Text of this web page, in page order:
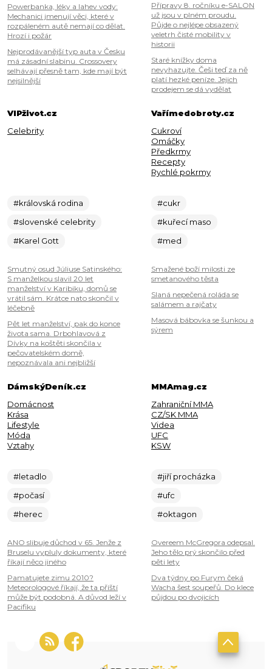
Powerbanka, léky a lahev vody:
Mechanici jmenují věci, které v
rozpáleném autě nemají co dělat.
Hrozí i požár
Nejprodávanější typ auta v Česku
má zásadní slabinu. Crossovery
selhávají přesně tam, kde mají být
nejsilnější
Přípravy 8. ročníku e-SALON
už jsou v plném proudu.
Půjde o nejlépe obsazený
veletrh čisté mobility v
historii
Staré knížky doma
nevyhazujte. Češi teď za ně
platí hezké peníze. Jejich
prodejem se dá vydělat
VIPživot.cz
Celebrity
#královská rodina
#slovenské celebrity
#Karel Gott
Smutný osud Júliuse Satinského:
S manželkou slavil 20 let
manželství v Karibiku, domů se
vrátil sám. Krátce nato skončil v
léčebně
Pět let manželství, pak do konce
života sama. Drbohlavová z
Dívky na koštěti skončila v
pečovatelském domě,
nepoznávala ani nejbližší
Vařímedobroty.cz
Cukroví
Omáčky
Předkrmy
Recepty
Rychlé pokrmy
#cukr
#kuřecí maso
#med
Smažené boží milosti ze
smetanového těsta
Slaná nepečená roláda se
salámem a rajčaty
Masová bábovka se šunkou a
sýrem
DámskýDeník.cz
Domácnost
Krása
Lifestyle
Móda
Vztahy
#letadlo
#počasí
#herec
ANO slibuje důchod v 65. Jenže z
Bruselu vypluly dokumenty, které
říkají něco jiného
Pamatujete zimu 2010?
Meteorologové říkají, že ta příští
může být podobná. A důvod leží v
Pacifiku
MMAmag.cz
Zahraniční MMA
CZ/SK MMA
Videa
UFC
KSW
#jiří procházka
#ufc
#oktagon
Overeem McGregora odepsal.
Jeho tělo prý skončilo před
pěti lety
Dva týdny po Furym čeká
Wacha šest soupeřů. Do klece
půjdou po dvojicích